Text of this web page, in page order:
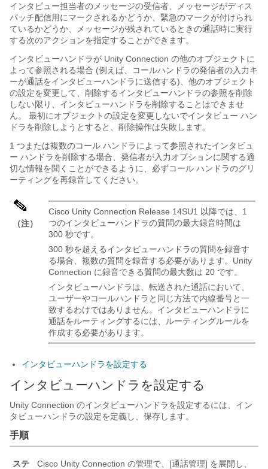
インタビュー担当者のメッセージの受信者、メッセージがディス
パッチ配信用にマークされるかどうか、緊急のマークが付けられ
ているかどうか、メッセージが残されているときの通話時に実行
する次のアクションを指定することができます。
インタビューハンドラが Unity Connection の他のオブジェクトに
よって参照される場合 (例えば、コールハンドラの発信者の入力キ
ーが通話をインタビューハンドラに送信する)、他のオブジェクト
の設定を変更して、削除するインタビューハンドラの参照を削除
しない限り、インタビューハンドラを削除することはできませ
ん。 最初にオブジェクトの設定を変更しないでインタビュー ハン
ドラを削除しようとすると、削除操作は失敗します。
1 つまたは複数のコール ハンドラによって参照されたインタビュ
ー ハンドラを削除する場合、発信者が入力オプションに関する適
切な情報を聞くことができるように、必ずコール ハンドラのグリ
ーティングを再録音してください。
（注）
Cisco Unity Connection Release 14SU1 以降では、1
つのインタビューハンドラの質問の最大録音時間は
300 秒です。
300 秒を超えるインタビューハンドラの質問を録音す
る場合、複数の質問を録音する必要があります。Unity
Connection に録音できる質問の最大数は 20 です。
インタビューハンドラは、転送された通話において、
ユーザーやコールハンドラと同じ方法で内線番号と一
致するわけではありません。インタビューハンドラに
通話をルーティングするには、ルーティングルールを
作成する必要があります。
インタビューハンドラを設定する
インタビューハンドラを設定する
Unity Connection のインタビューハンドラを設定するには、イン
タビューハンドラの設定を定義し、保存します。
手順
ステ
Cisco Unity Connection の管理で、[通話管理] を展開し、